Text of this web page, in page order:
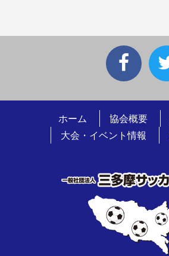
ホーム 協会概要
大会・イベント情報